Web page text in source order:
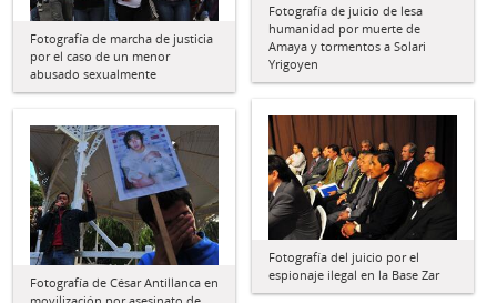
Fotografía de juicio de lesa
humanidad por muerte de
Amaya y tormentos a Solari
Yrigoyen
Fotografía de marcha de justicia
por el caso de un menor
abusado sexualmente
Fotografía del juicio por el
espionaje ilegal en la Base Zar
Fotografía de César Antillanca en